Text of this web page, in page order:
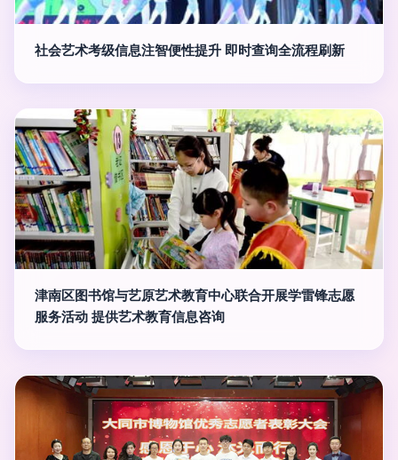
社会艺术考级信息注智便性提升 即时查询全流程刷新
津南区图书馆与艺原艺术教育中心联合开展学雷锋志愿
服务活动 提供艺术教育信息咨询